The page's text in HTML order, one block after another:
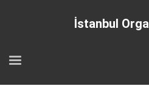
İstanbul